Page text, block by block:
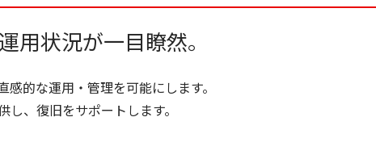
用状況が一目瞭然。
的な運用・管理を可能にします。
、復旧をサポートします。